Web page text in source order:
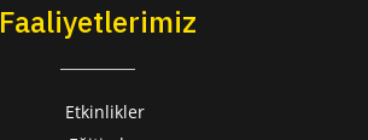
Faaliyetlerimiz
Etkinlikler